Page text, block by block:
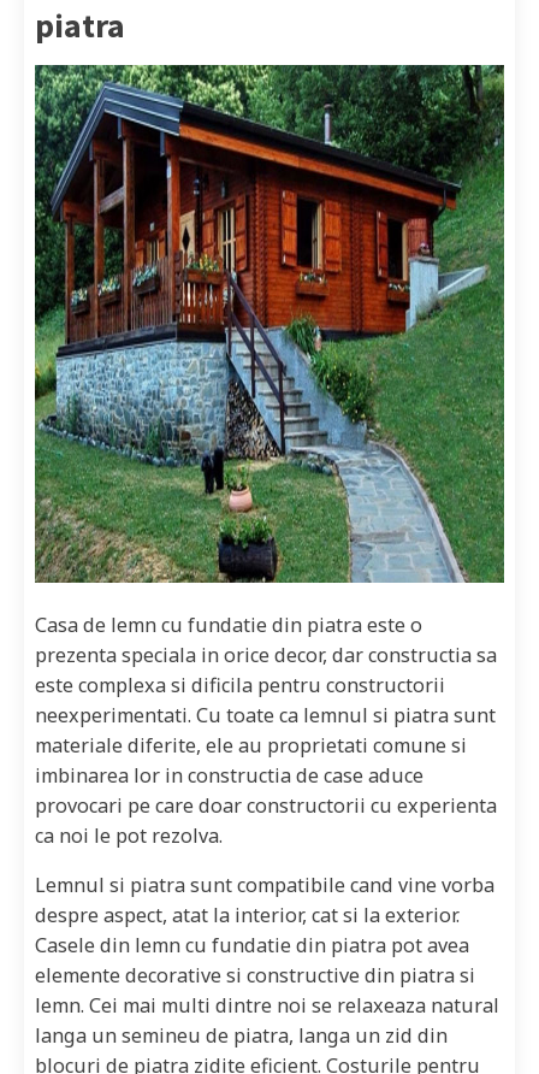
piatra
Casa de lemn cu fundatie din piatra este o
prezenta speciala in orice decor, dar constructia sa
este complexa si dificila pentru constructorii
neexperimentati. Cu toate ca lemnul si piatra sunt
materiale diferite, ele au proprietati comune si
imbinarea lor in constructia de case aduce
provocari pe care doar constructorii cu experienta
ca noi le pot rezolva.
Lemnul si piatra sunt compatibile cand vine vorba
despre aspect, atat la interior, cat si la exterior.
Casele din lemn cu fundatie din piatra pot avea
elemente decorative si constructive din piatra si
lemn. Cei mai multi dintre noi se relaxeaza natural
langa un semineu de piatra, langa un zid din
blocuri de piatra zidite eficient. Costurile pentru